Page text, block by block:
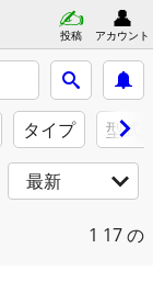
投稿 アカウント
タイプ 型式
最新
1 17 の